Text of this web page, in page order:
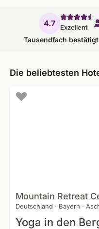
4.7 Exzellent
Tausendfach
Die beliebtesten
Mountain Retreat
Deutschland · Bayern ·
Yoga in den